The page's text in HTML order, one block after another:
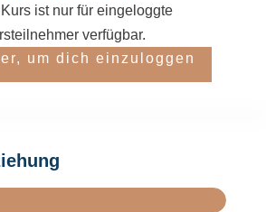
ist nur für eingeloggte
verfügbar.
um dich einzuloggen